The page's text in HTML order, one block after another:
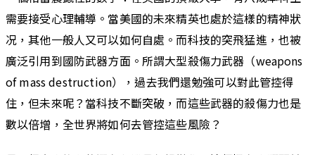
需要接受心理輔導。當美國的未來精英也處於這樣的精神狀
况，其他一般人又可以如何自處。而科技的突飛猛進，也被
廣泛引用到國防武器方面。所謂大型殺傷力武器（weapons
of mass destruction），過去我們還勉強可以對此管控得
住，但未來呢？當科技不斷突破，而這些武器的殺傷力也是
數以倍增，全世界將如何去管控這些風險？